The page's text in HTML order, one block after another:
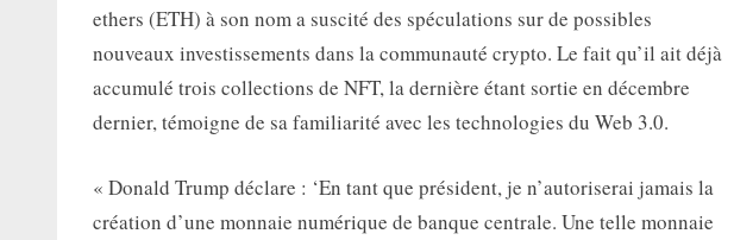
ethers (ETH) à son nom a suscité des spéculations sur de possibles
nouveaux investissements dans la communauté crypto. Le fait qu’il ait déjà
accumulé trois collections de NFT, la dernière étant sortie en décembre
dernier, témoigne de sa familiarité avec les technologies du Web 3.0.
« Donald Trump déclare : ‘En tant que président, je n’autoriserai jamais la
création d’une monnaie numérique de banque centrale. Une telle monnaie